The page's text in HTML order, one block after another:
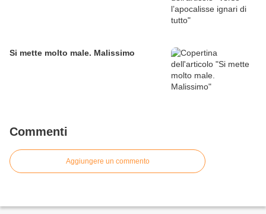
Si mette molto male. Malissimo
Commenti
Aggiungere un commento